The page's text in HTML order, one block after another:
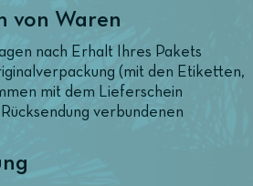
von Waren
nach Erhalt Ihres Pakets
(mit den Etiketten,
mit dem Lieferschein
verbundenen